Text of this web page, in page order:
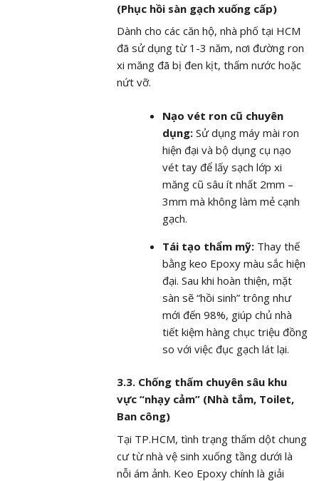
(Phục hồi sàn gạch xuống cấp)
Dành cho các căn hộ, nhà phố tại HCM
đã sử dụng từ 1-3 năm, nơi đường ron
xi măng đã bị đen kịt, thấm nước hoặc
nứt vỡ.
Nạo vét ron cũ chuyên
dụng: Sử dụng máy mài ron
hiện đại và bộ dụng cụ nạo
vét tay để lấy sạch lớp xi
măng cũ sâu ít nhất 2mm –
3mm mà không làm mẻ cạnh
gạch.
Tái tạo thẩm mỹ: Thay thế
bằng keo Epoxy màu sắc hiện
đại. Sau khi hoàn thiện, mặt
sàn sẽ “hồi sinh” trông như
mới đến 98%, giúp chủ nhà
tiết kiệm hàng chục triệu đồng
so với việc đục gạch lát lại.
3.3. Chống thấm chuyên sâu khu
vực “nhạy cảm” (Nhà tắm, Toilet,
Ban công)
Tại TP.HCM, tình trạng thấm dột chung
cư từ nhà vệ sinh xuống tầng dưới là
nỗi ám ảnh. Keo Epoxy chính là giải